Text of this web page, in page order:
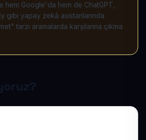
hem Google'da hem de ChatGPT,
gibi yapay zekâ asistanlarında
tarzı aramalarda karşılarına çıkma